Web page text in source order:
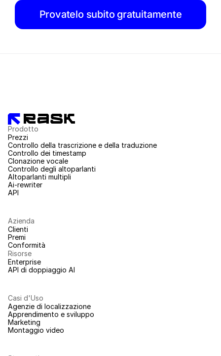
Provatelo subito gratuitamente
Prodotto
Prezzi
Controllo della trascrizione e della traduzione
Controllo dei timestamp
Clonazione vocale
Controllo degli altoparlanti
Altoparlanti multipli
Ai-rewriter
API
Azienda
Clienti
Premi
Conformità
Risorse
Enterprise
API di doppiaggio AI
Casi d'Uso
Agenzie di localizzazione
Apprendimento e sviluppo
Marketing
Montaggio video